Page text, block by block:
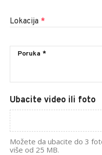
Lokacija *
Ubacite video ili foto
Možete da ubacite do 3
više od 25 MB.